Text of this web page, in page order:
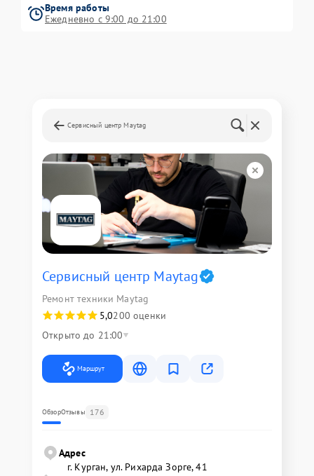
Время работы
Ежедневно с 9:00 до 21:00
Сервисный центр Maytag
Сервисный центр Maytag
Ремонт техники Maytag
5,0200 оценки
Открыто до 21:00
Маршрут
ОбзорОтзывы 176
Адрес
г. Курган, ул. Рихарда Зорге, 41